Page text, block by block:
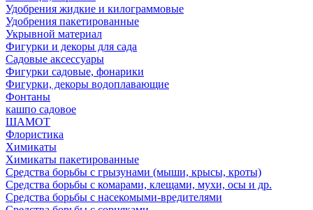
Удобрения жидкие и килограммовые
Удобрения пакетированные
Укрывной материал
Фигурки и декоры для сада
Садовые аксессуары
Фигурки садовые, фонарики
Фигурки, декоры водоплавающие
Фонтаны
кашпо садовое
ШАМОТ
Флористика
Химикаты
Химикаты пакетированные
Средства борьбы с грызунами (мыши, крысы, кроты)
Средства борьбы с комарами, клещами, мухи, осы и др.
Средства борьбы с насекомыми-вредителями